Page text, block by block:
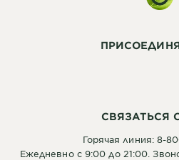
СВЯЗАТЬСЯ
Горячая линия: 8-
Ежедневно с 9:00 до 21:00.